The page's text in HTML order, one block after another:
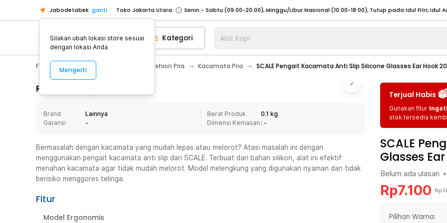
Jabodetabek ganti Toko Jakarta Utara
Toko Tangerang
Toko Cikupa
Pick n Go Jakarta Barat
Senin - Jumat (07:00 - 20:00), Sabtu - Minggu (08:00 - 20:00), Tutup pada Idul Fitri
Pick n Go Bekasi
Senin - Jumat (08:00 - 20:00), Sabtu - Minggu/ Libur Nasional (08:00 - 17:00) Selengkapnya
Senin - Jumat (08:00 - 20:00), Sabtu - Minggu/ Libur Nasional (08:00 - 17:00) Selengkapnya
Senin - Sabtu (09:00-20:00), Minggu/Libur Nasional (12:00-20:00), Tutup pada Idul Fitri
Senin - Sabtu (09:00-20:00), Minggu/Libur Nasional (12:00-20:00), Tutup pada Idul Fitri
Toko Tangerang
Toko Cikupa
Senin - Jumat (07:00 - 20:00), Sabtu - Minggu (08:00 - 20:00), Tutup pada Idul Fitri
Senin - Jumat (08:00 - 20:00), Sabtu - Minggu/ Libur Nasional (08:00 - 17:00) Selengkapnya
Kategori Alat Kopi
Fashion, Make Up & Beauty Care Fashion Pria Kacamata Pria SCALE Pengait Kacamata Anti Slip Silicone Glasses Ear Hook
Rincian Produk
Brand
Lainnya
Garansi
-
Berat Produk
0.1 kg
Dimensi Kemasan : -
Bermasalah dengan kacamata yang mudah lepas atau melorot? Atasi masalah ini dengan
menggunakan pengait kacamata anti slip dari SCALE. Terbuat dari bahan silikon, alat ini efektif
menahan kacamata agar tidak mudah melorot. Model melengkung yang digunakan nyaman dan tidak
berisiko menggores telinga.
Fitur
Model Ergonomis
Terjual Habis
Gunakan fitur
stok tersedia
SCALE
Glasses
Belum ada ulasan •
Rp7.100 Rp
Pilihan Warna:
Silakan ubah lokasi store sesuai
dengan lokasi Anda.
Mengerti